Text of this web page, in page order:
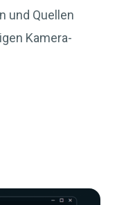
und Quellen
Kamera-